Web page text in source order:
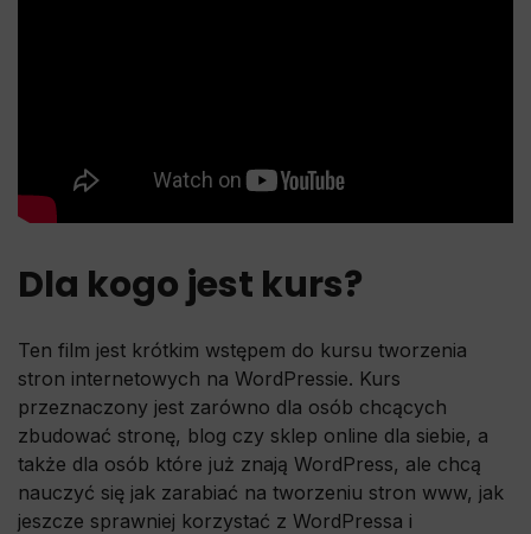
Dla kogo jest kurs?
Ten film jest krótkim wstępem do kursu tworzenia
stron internetowych na WordPressie. Kurs
przeznaczony jest zarówno dla osób chcących
zbudować stronę, blog czy sklep online dla siebie, a
także dla osób które już znają WordPress, ale chcą
nauczyć się jak zarabiać na tworzeniu stron www, jak
jeszcze sprawniej korzystać z WordPressa i